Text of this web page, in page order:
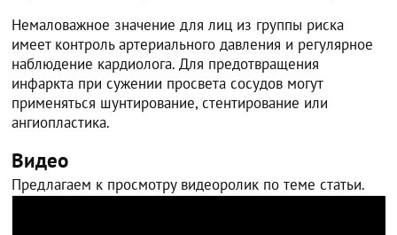
Немаловажное значение для лиц из группы риска
имеет контроль артериального давления и регулярное
наблюдение кардиолога. Для предотвращения
инфаркта при сужении просвета сосудов могут
применяться шунтирование, стентирование или
ангиопластика.
Видео
Предлагаем к просмотру видеоролик по теме статьи.